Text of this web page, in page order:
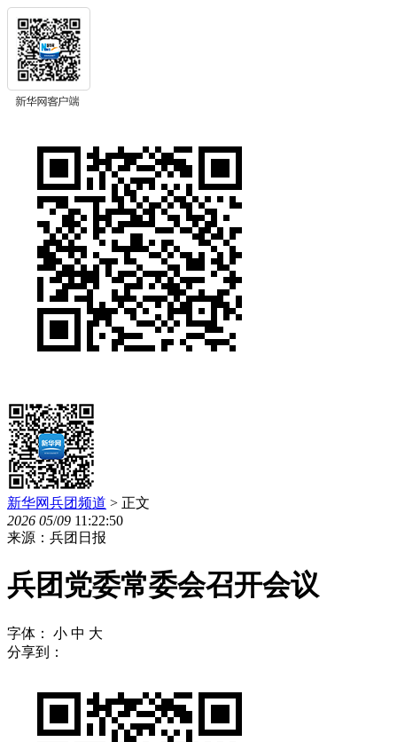
新华网兵团频道 > 正文
2026 05/09 11:22:50
来源：兵团日报
兵团党委常委会召开会议
字体： 小 中 大
分享到：